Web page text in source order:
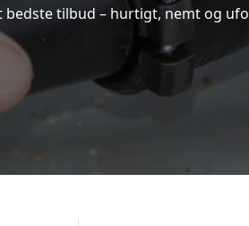
tilbud – hurtigt, nemt og